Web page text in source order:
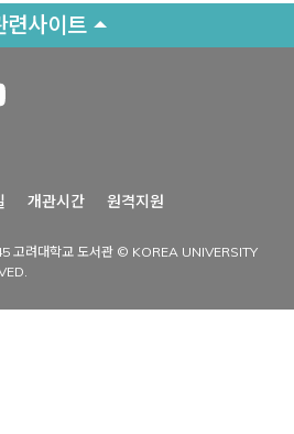
련사이트
개관시간 원격지원
고려대학교 도서관 © KOREA UNIVERSITY
window
a new window